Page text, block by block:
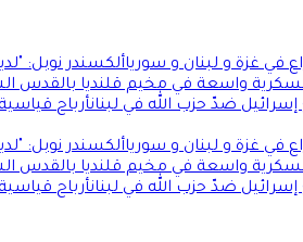
في غزة و لبنان و سورياألكسندر نوبل:
واسعة في مخيم قلنديا بالقدس
ضدّ حزب الله في لبنانأرباح
في غزة و لبنان و سورياألكسندر نوبل:
واسعة في مخيم قلنديا بالقدس
ضدّ حزب الله في لبنانأرباح